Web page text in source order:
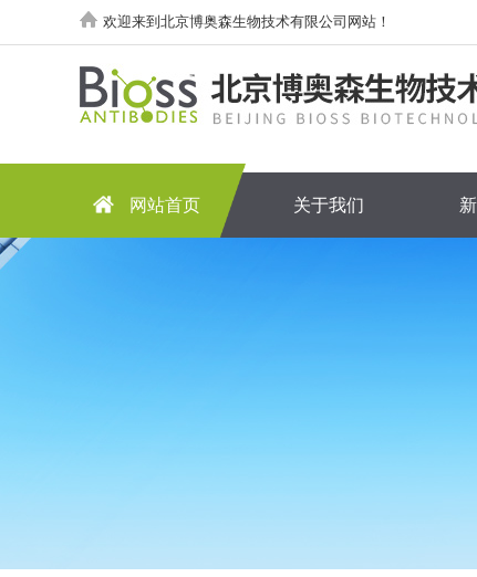
欢迎来到北京博奥森生物技术有限公司网站！
网站首页 关于我们